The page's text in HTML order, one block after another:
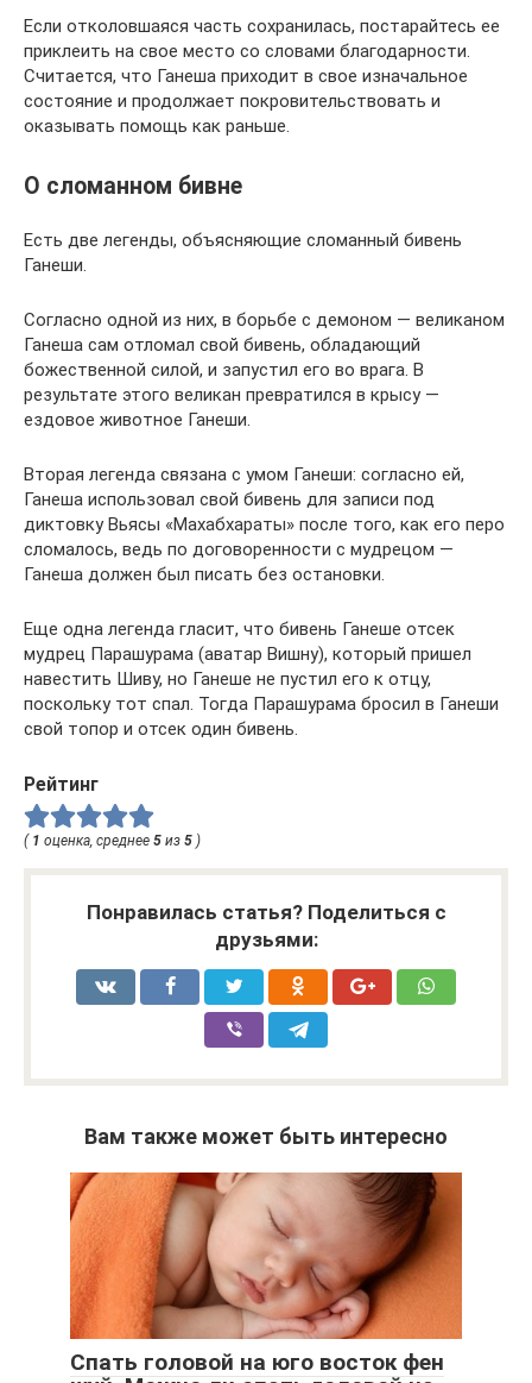
Если отколовшаяся часть сохранилась, постарайтесь ее
приклеить на свое место со словами благодарности.
Считается, что Ганеша приходит в свое изначальное
состояние и продолжает покровительствовать и
оказывать помощь как раньше.
О сломанном бивне
Есть две легенды, объясняющие сломанный бивень
Ганеши.
Согласно одной из них, в борьбе с демоном — великаном
Ганеша сам отломал свой бивень, обладающий
божественной силой, и запустил его во врага. В
результате этого великан превратился в крысу —
ездовое животное Ганеши.
Вторая легенда связана с умом Ганеши: согласно ей,
Ганеша использовал свой бивень для записи под
диктовку Вьясы «Махабхараты» после того, как его перо
сломалось, ведь по договоренности с мудрецом —
Ганеша должен был писать без остановки.
Еще одна легенда гласит, что бивень Ганеше отсек
мудрец Парашурама (аватар Вишну), который пришел
навестить Шиву, но Ганеше не пустил его к отцу,
поскольку тот спал. Тогда Парашурама бросил в Ганеши
свой топор и отсек один бивень.
Рейтинг
( 1 оценка, среднее 5 из 5 )
Понравилась статья? Поделиться с
друзьями:
Вам также может быть интересно
Спать головой на юго восток фен